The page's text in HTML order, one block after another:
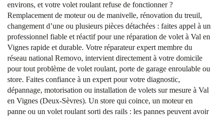
environs, et votre volet roulant refuse de fonctionner ?
Remplacement de moteur ou de manivelle, rénovation du treuil,
changement d’une ou plusieurs pièces détachées : faites appel à un
professionnel fiable et réactif pour une réparation de volet à Val en
Vignes rapide et durable. Votre réparateur expert membre du
réseau national Removo, intervient directement à votre domicile
pour tout problème de volet roulant, porte de garage enroulable ou
store. Faites confiance à un expert pour votre diagnostic,
dépannage, motorisation ou installation de volets sur mesure à Val
en Vignes (Deux-Sèvres). Un store qui coince, un moteur en
panne ou un volet roulant sorti des rails : les pannes peuvent avoir